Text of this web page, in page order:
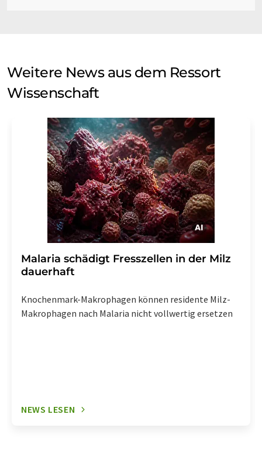
Weitere News aus dem Ressort
Wissenschaft
Malaria schädigt Fresszellen in der Milz
dauerhaft
Knochenmark-Makrophagen können residente Milz-
Makrophagen nach Malaria nicht vollwertig ersetzen
NEWS LESEN